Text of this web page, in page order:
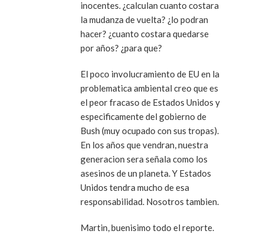
inocentes. ¿calculan cuanto costara
la mudanza de vuelta? ¿lo podran
hacer? ¿cuanto costara quedarse
por años? ¿para que?
El poco involucramiento de EU en la
problematica ambiental creo que es
el peor fracaso de Estados Unidos y
especificamente del gobierno de
Bush (muy ocupado con sus tropas).
En los años que vendran, nuestra
generacion sera señala como los
asesinos de un planeta. Y Estados
Unidos tendra mucho de esa
responsabilidad. Nosotros tambien.
Martin, buenisimo todo el reporte.